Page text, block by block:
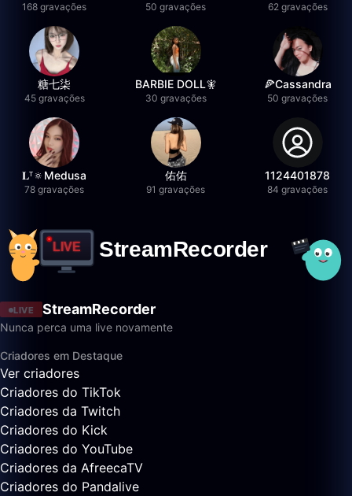
168 gravações 50 gravações 62 gravações
糖七柒
45 gravações
BARBIE DOLL🧚
30 gravações
🍕Cassandra
50 gravações
𝐋ᵀ🔅Medusa
78 gravações
佑佑
91 gravações
1124401878
84 gravações
LIVE StreamRecorder
Nunca perca uma live novamente
Criadores em Destaque
Ver criadores
Criadores do TikTok
Criadores da Twitch
Criadores do Kick
Criadores do YouTube
Criadores da AfreecaTV
Criadores do Pandalive